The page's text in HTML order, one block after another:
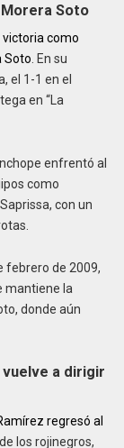
Morera Soto
victoria como
Soto . En su
el 1-1 en el
en “La
enfrentó al
como
con un
febrero de 2009,
mantiene la
donde aún
vuelve a dirigir
regresó al
los rojinegros,